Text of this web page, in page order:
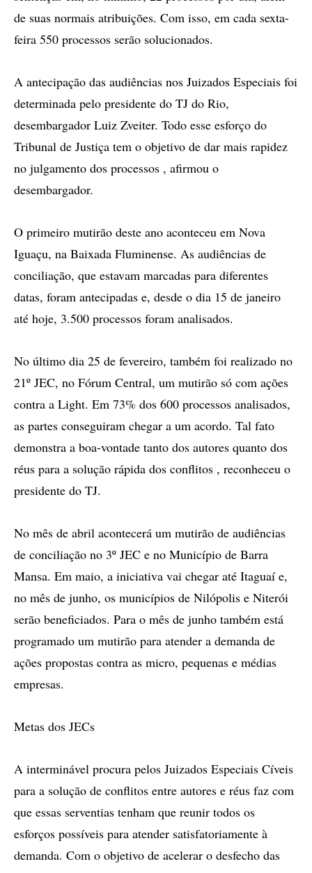
de suas normais atribuições. Com isso, em cada sexta-
feira 550 processos serão solucionados.
A antecipação das audiências nos Juizados Especiais foi
determinada pelo presidente do TJ do Rio,
desembargador Luiz Zveiter. Todo esse esforço do
Tribunal de Justiça tem o objetivo de dar mais rapidez
no julgamento dos processos , afirmou o
desembargador.
O primeiro mutirão deste ano aconteceu em Nova
Iguaçu, na Baixada Fluminense. As audiências de
conciliação, que estavam marcadas para diferentes
datas, foram antecipadas e, desde o dia 15 de janeiro
até hoje, 3.500 processos foram analisados.
No último dia 25 de fevereiro, também foi realizado no
21º JEC, no Fórum Central, um mutirão só com ações
contra a Light. Em 73% dos 600 processos analisados,
as partes conseguiram chegar a um acordo. Tal fato
demonstra a boa-vontade tanto dos autores quanto dos
réus para a solução rápida dos conflitos , reconheceu o
presidente do TJ.
No mês de abril acontecerá um mutirão de audiências
de conciliação no 3º JEC e no Município de Barra
Mansa. Em maio, a iniciativa vai chegar até Itaguaí e,
no mês de junho, os municípios de Nilópolis e Niterói
serão beneficiados. Para o mês de junho também está
programado um mutirão para atender a demanda de
ações propostas contra as micro, pequenas e médias
empresas.
Metas dos JECs
A interminável procura pelos Juizados Especiais Cíveis
para a solução de conflitos entre autores e réus faz com
que essas serventias tenham que reunir todos os
esforços possíveis para atender satisfatoriamente à
demanda. Com o objetivo de acelerar o desfecho das